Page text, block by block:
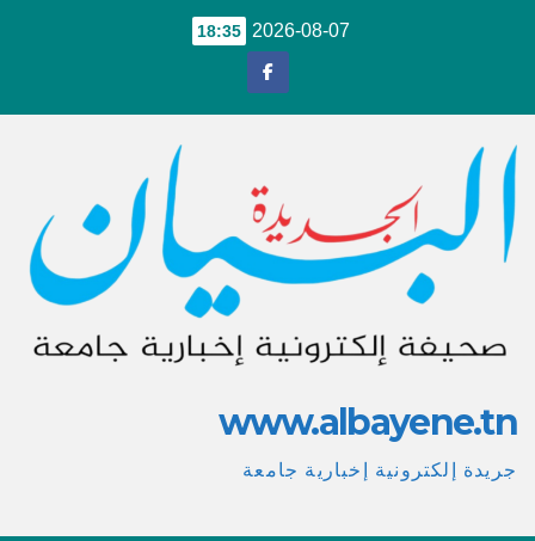
2026-08-07
18:35
www.albayene.tn
جريدة إلكترونية إخبارية جامعة